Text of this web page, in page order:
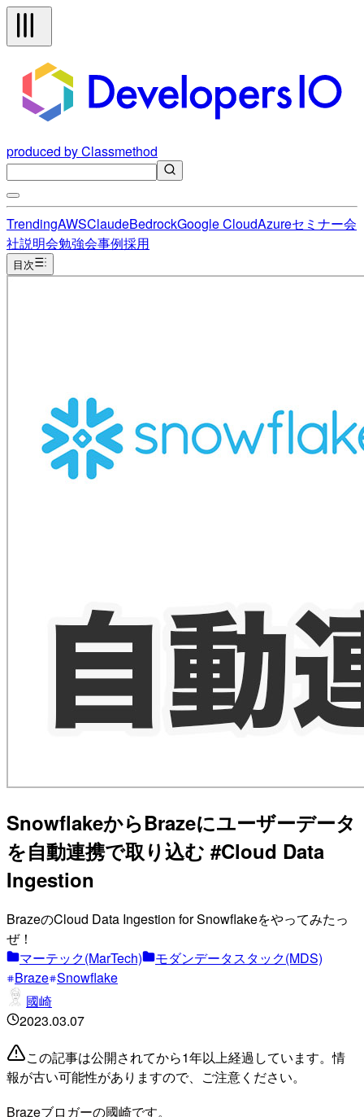
produced by Classmethod
TrendingAWSClaudeBedrockGoogle CloudAzureセミナー会
社説明会勉強会事例採用
目次
SnowflakeからBrazeにユーザーデータ
を自動連携で取り込む #Cloud Data
Ingestion
BrazeのCloud Data Ingestion for Snowflakeをやってみたっ
ぜ！
マーテック(MarTech)
モダンデータスタック(MDS)
Braze Snowflake
國崎
2023.03.07
この記事は公開されてから1年以上経過しています。情
報が古い可能性がありますので、ご注意ください。
Brazeブロガーの國崎です。